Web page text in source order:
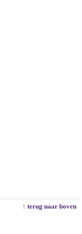
↑ terug naar boven